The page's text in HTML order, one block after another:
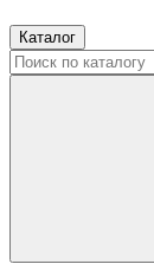
Каталог